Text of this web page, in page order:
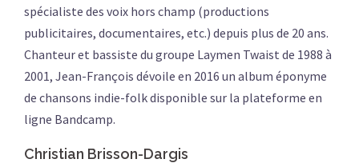
spécialiste des voix hors champ (productions
publicitaires, documentaires, etc.) depuis plus de 20 ans.
Chanteur et bassiste du groupe Laymen Twaist de 1988 à
2001, Jean-François dévoile en 2016 un album éponyme
de chansons indie-folk disponible sur la plateforme en
ligne Bandcamp.
Christian Brisson-Dargis